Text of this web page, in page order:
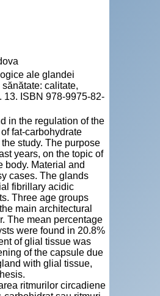
ale glandei
calitate,
13. ISBN 978-9975-82-
in the regulation of the
fat-carbohydrate
study. The purpose
years, on the topic of
body. Material and
cases. The glands
fibrillary acidic
Three age groups
main architectural
The mean percentage
were found in 20.8%
of glial tissue was
of the capsule due
with glial tissue,
ritmurilor circadiene